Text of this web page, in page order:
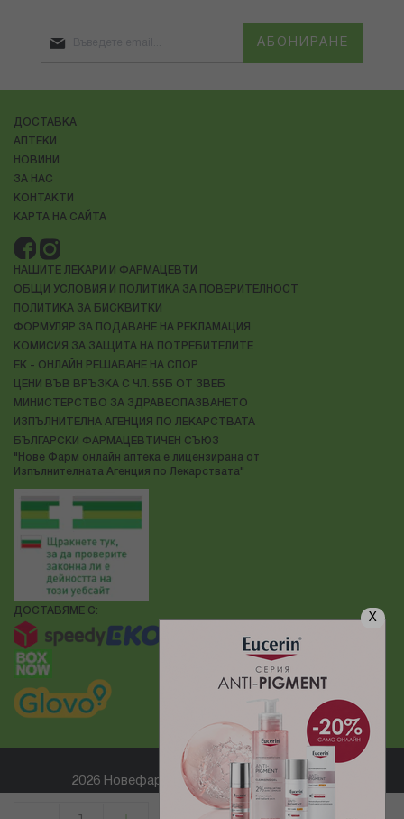
X
АБОНИРАНЕ
ДОСТАВКА
АПТЕКИ
НОВИНИ
ЗА НАС
КОНТАКТИ
КАРТА НА САЙТА
НАШИТЕ ЛЕКАРИ И ФАРМАЦЕВТИ
ОБЩИ УСЛОВИЯ И ПОЛИТИКА ЗА ПОВЕРИТЕЛНОСТ
ПОЛИТИКА ЗА БИСКВИТКИ
ФОРМУЛЯР ЗА ПОДАВАНЕ НА РЕКЛАМАЦИЯ
КОМИСИЯ ЗА ЗАЩИТА НА ПОТРЕБИТЕЛИТЕ
ЕК - ОНЛАЙН РЕШАВАНЕ НА СПОР
ЦЕНИ ВЪВ ВРЪЗКА С ЧЛ. 55Б ОТ ЗВЕБ
МИНИСТЕРСТВО ЗА ЗДРАВЕОПАЗВАНЕТО
ИЗПЪЛНИТЕЛНА АГЕНЦИЯ ПО ЛЕКАРСТВАТА
БЪЛГАРСКИ ФАРМАЦЕВТИЧЕН СЪЮЗ
"Нове Фарм онлайн аптека е лицензирана от
Изпълнителната Агенция по Лекарствата"
ДОСТАВЯМЕ С:
2026 Новефарм ® Всички права запазени
Електронен магазин